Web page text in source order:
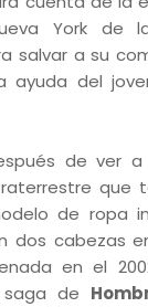
York de
salvar a su
ayuda del
de ver a
que
de ropa
dos cabezas
en el
de